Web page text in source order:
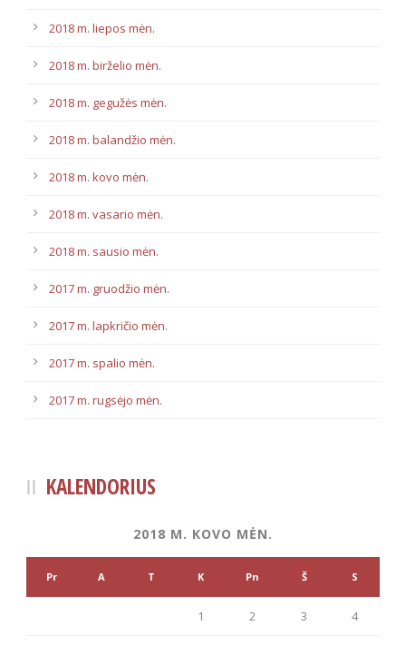
2018 m. liepos mėn.
2018 m. birželio mėn.
2018 m. gegužės mėn.
2018 m. balandžio mėn.
2018 m. kovo mėn.
2018 m. vasario mėn.
2018 m. sausio mėn.
2017 m. gruodžio mėn.
2017 m. lapkričio mėn.
2017 m. spalio mėn.
2017 m. rugsėjo mėn.
KALENDORIUS
2018 M. KOVO MĖN.
Pr A T K Pn Š S
1 2 3 4